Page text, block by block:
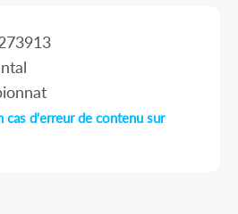
cas d'erreur de contenu sur